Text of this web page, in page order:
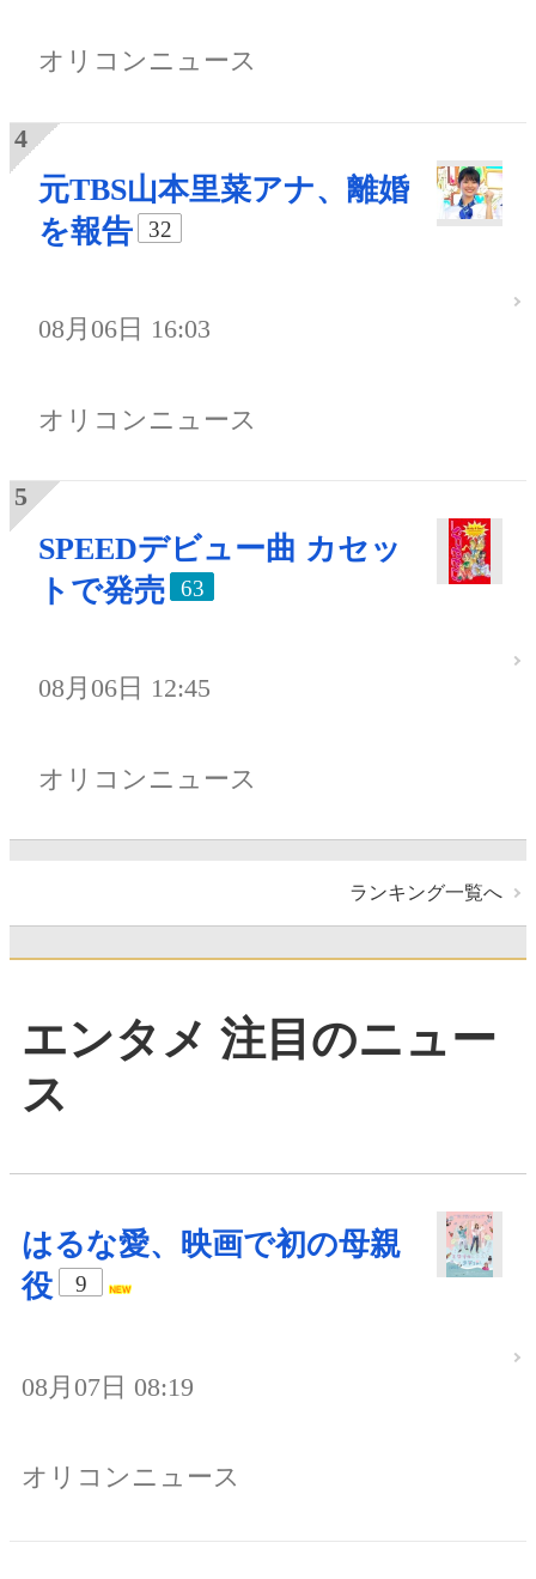
オリコンニュース
元TBS山本里菜アナ、離婚
を報告
32
08月06日 16:03
オリコンニュース
SPEEDデビュー曲 カセッ
トで発売
63
08月06日 12:45
オリコンニュース
ランキング一覧へ
エンタメ 注目のニュー
ス
はるな愛、映画で初の母親
役
9
08月07日 08:19
オリコンニュース